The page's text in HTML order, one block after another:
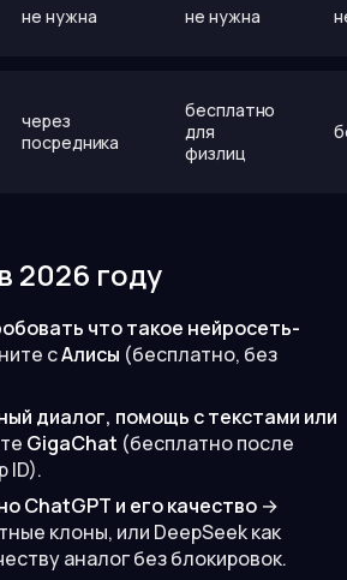
не нужна не нужна
через
посредника
бесплатно
для
физлиц
2026 году
что такое нейросеть-
сАлисы (бесплатно, без
диалог, помощь с текстами или
GigaChat (бесплатно после
ID).
ChatGPT и его качество →
клоны, или DeepSeek как
аналог без блокировок.